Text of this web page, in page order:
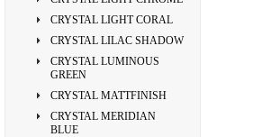
CRYSTAL LIGHT CORAL
CRYSTAL LILAC SHADOW
CRYSTAL LUMINOUS
GREEN
CRYSTAL MATTFINISH
CRYSTAL MERIDIAN
BLUE